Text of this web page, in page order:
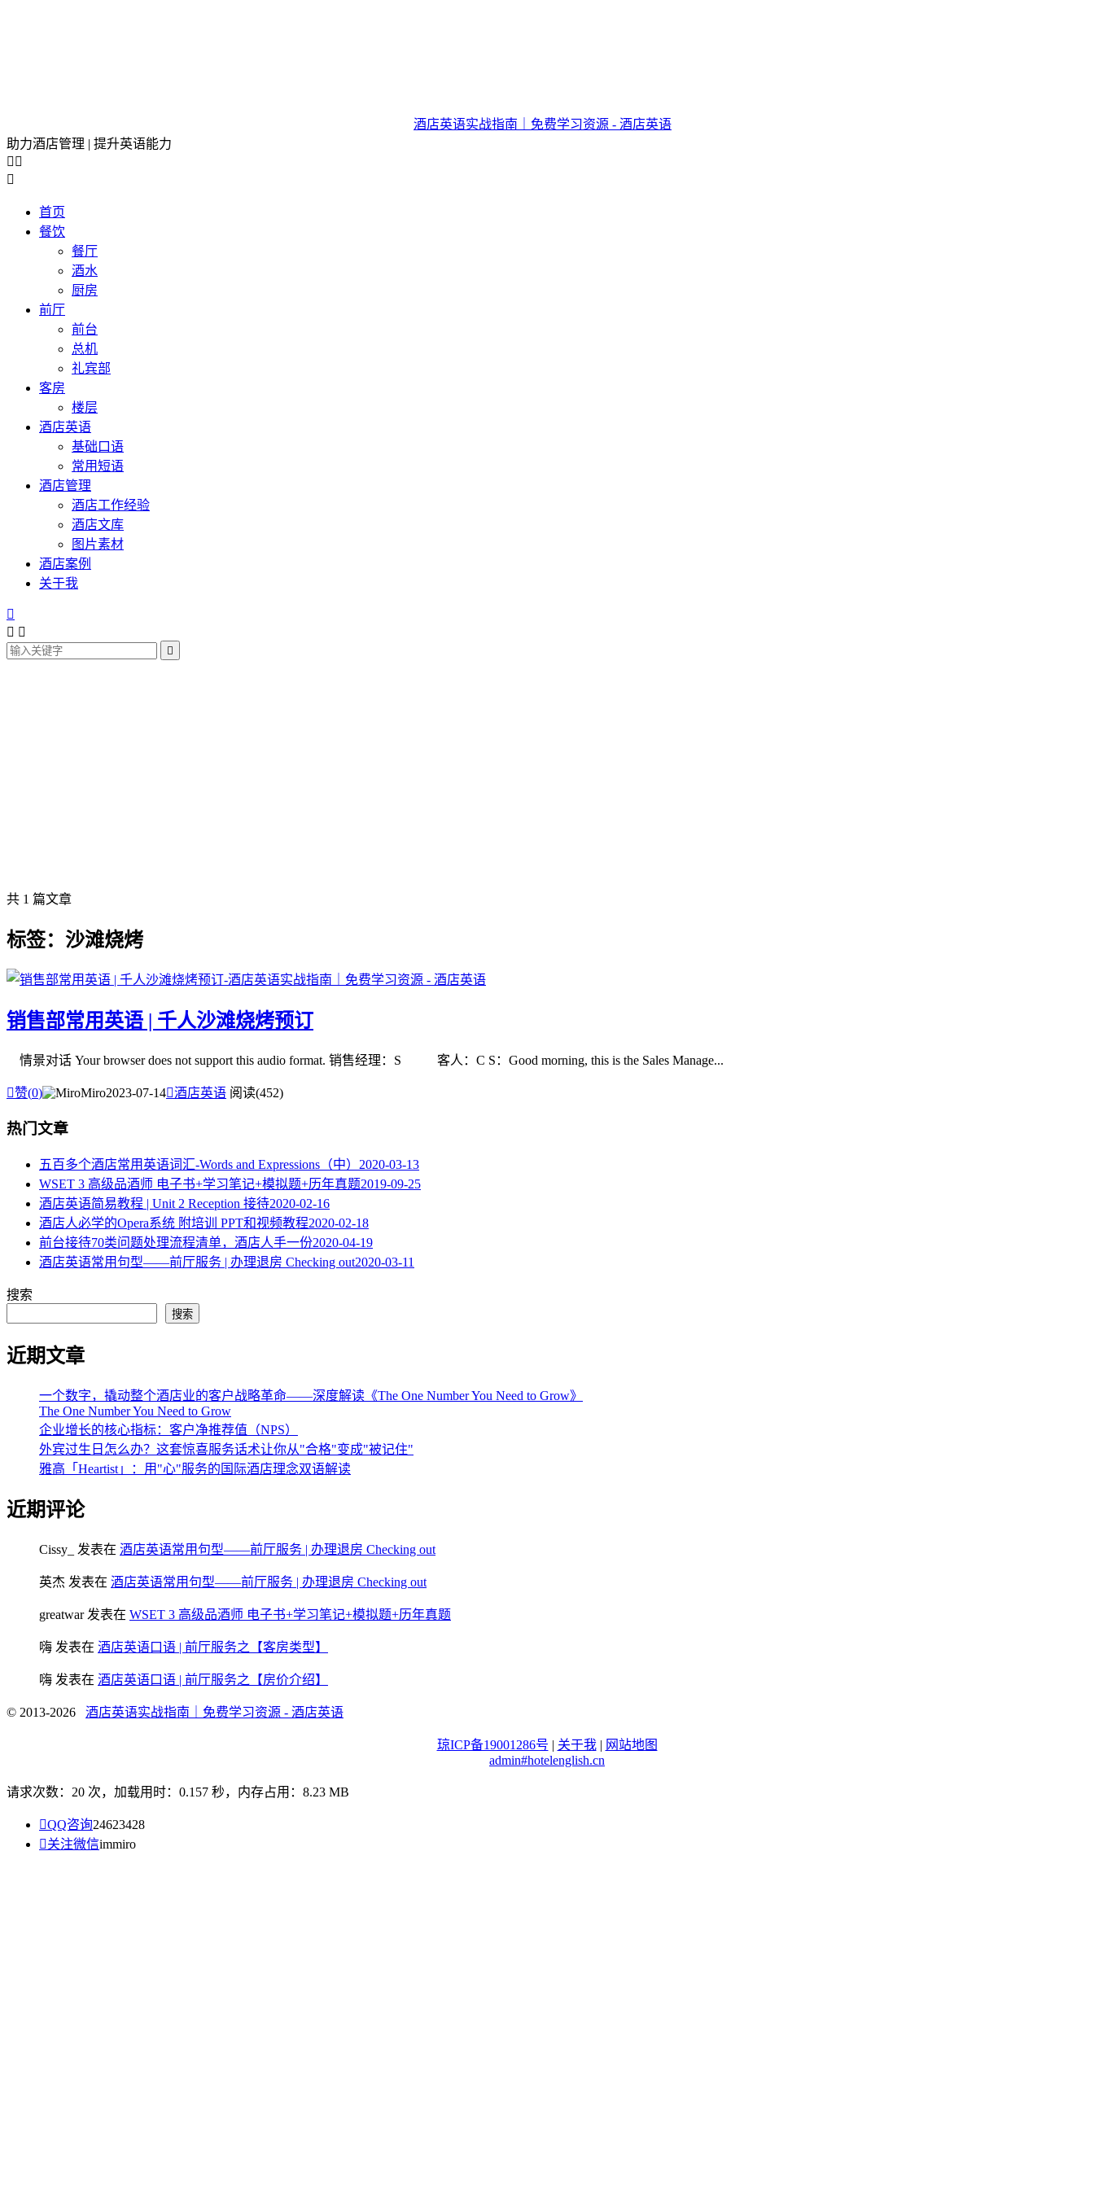
酒店英语实战指南｜免费学习资源 - 酒店英语
助力酒店管理 | 提升英语能力
 

首页
餐饮
餐厅
酒水
厨房
前厅
前台
总机
礼宾部
客房
楼层
酒店英语
基础口语
常用短语
酒店管理
酒店工作经验
酒店文库
图片素材
酒店案例
关于我

 

共 1 篇文章
标签：沙滩烧烤
销售部常用英语 | 千人沙滩烧烤预订
情景对话 Your browser does not support this audio format. 销售经理：S 客人：C S：Good morning, this is the Sales Manage...
赞(0) Miro2023-07-14酒店英语 阅读(452)
热门文章
五百多个酒店常用英语词汇-Words and Expressions（中） 2020-03-13
WSET 3 高级品酒师 电子书+学习笔记+模拟题+历年真题2019-09-25
酒店英语简易教程 | Unit 2 Reception 接待2020-02-16
酒店人必学的Opera系统 附培训 PPT和视频教程2020-02-18
​前台接待70类问题处理流程清单，酒店人手一份2020-04-19
酒店英语常用句型——前厅服务 | 办理退房 Checking out2020-03-11
搜索
搜索
近期文章
一个数字，撬动整个酒店业的客户战略革命——深度解读《The One Number You Need to Grow》
The One Number You Need to Grow
企业增长的核心指标：客户净推荐值（NPS）
外宾过生日怎么办？这套惊喜服务话术让你从"合格"变成"被记住"
雅高「Heartist」：用"心"服务的国际酒店理念双语解读
近期评论
Cissy_ 发表在 酒店英语常用句型——前厅服务 | 办理退房 Checking out
英杰 发表在 酒店英语常用句型——前厅服务 | 办理退房 Checking out
greatwar发表在 WSET 3 高级品酒师 电子书+学习笔记+模拟题+历年真题
嗨 发表在 酒店英语口语 | 前厅服务之【客房类型】
嗨 发表在 酒店英语口语 | 前厅服务之【房价介绍】
© 2013-2026 酒店英语实战指南｜免费学习资源 - 酒店英语
琼ICP备19001286号 | 关于我 | 网站地图
admin#hotelenglish.cn
请求次数：20 次，加载用时：0.157 秒，内存占用：8.23 MB
QQ咨询24623428
关注微信immiro